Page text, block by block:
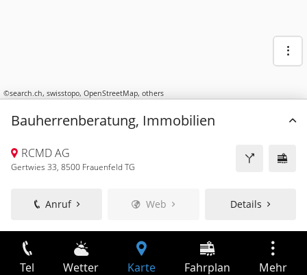
©search.ch, swisstopo, OpenStreetMap, others
Bauherrenberatung, Immobilien
RCMD AG
Gertwies 33, 8500 Frauenfeld TG
Anruf Web Details
Tel Wetter Karte Fahrplan Mehr